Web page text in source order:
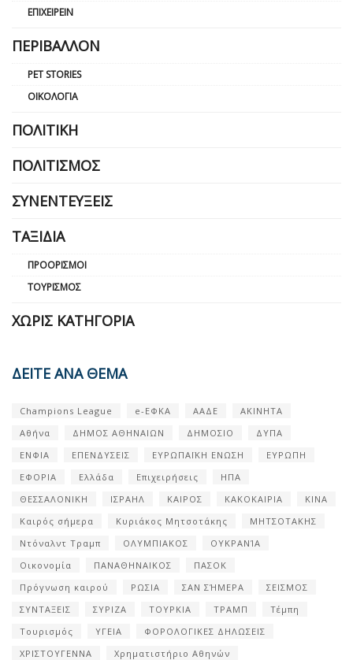
ΕΠΙΧΕΙΡΕΊΝ
ΠΕΡΙΒΆΛΛΟΝ
PET STORIES
ΟΙΚΟΛΟΓΊΑ
ΠΟΛΙΤΙΚΉ
ΠΟΛΙΤΙΣΜΌΣ
ΣΥΝΕΝΤΕΎΞΕΙΣ
ΤΑΞΊΔΙΑ
ΠΡΟΟΡΙΣΜΟΊ
ΤΟΥΡΙΣΜΌΣ
ΧΩΡΊΣ ΚΑΤΗΓΟΡΊΑ
ΔΕΙΤΕ ΑΝΑ ΘΕΜΑ
Champions League e-ΕΦΚΑ ΑΑΔΕ
ΑΚΙΝΗΤΑ
Αθήνα
ΔΗΜΟΣ ΑΘΗΝΑΙΩΝ ΔΗΜΟΣΙΟ
ΔΥΠΑ
ΕΝΦΙΑ
ΕΠΕΝΔΥΣΕΙΣ ΕΥΡΩΠΑΪΚΗ ΕΝΩΣΗ
ΕΥΡΩΠΗ
ΕΦΟΡΙΑ
Ελλάδα Επιχειρήσεις
ΗΠΑ
ΘΕΣΣΑΛΟΝΙΚΗ
ΙΣΡΑΗΛ ΚΑΙΡΟΣ ΚΑΚΟΚΑΙΡΙΑ
ΚΙΝΑ
Καιρός σήμερα
Κυριάκος Μητσοτάκης
ΜΗΤΣΟΤΑΚΗΣ
Ντόναλντ Τραμπ
ΟΛΥΜΠΙΑΚΟΣ
ΟΥΚΡΑΝΊΑ
Οικονομία
ΠΑΝΑΘΗΝΑΙΚΟΣ
ΠΑΣΟΚ
Πρόγνωση καιρού
ΡΩΣΙΑ ΣΑΝ ΣΉΜΕΡΑ
ΣΕΙΣΜΟΣ
ΣΥΝΤΑΞΕΙΣ
ΣΥΡΙΖΑ ΤΟΥΡΚΙΑ ΤΡΑΜΠ
Τέμπη
Τουρισμός
ΥΓΕΙΑ
ΦΟΡΟΛΟΓΙΚΕΣ ΔΗΛΩΣΕΙΣ
ΧΡΙΣΤΟΥΓΕΝΝΑ
Χρηματιστήριο Αθηνών